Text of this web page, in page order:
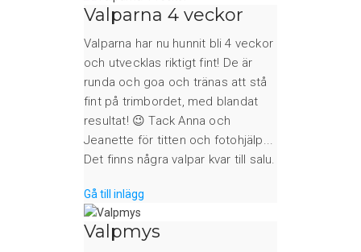
Valparna 4 veckor
Valparna har nu hunnit bli 4 veckor
och utvecklas riktigt fint! De är
runda och goa och tränas att stå
fint på trimbordet, med blandat
resultat! 😉 Tack Anna och
Jeanette för titten och fotohjälp...
Det finns några valpar kvar till salu.
Gå till inlägg
Valpmys